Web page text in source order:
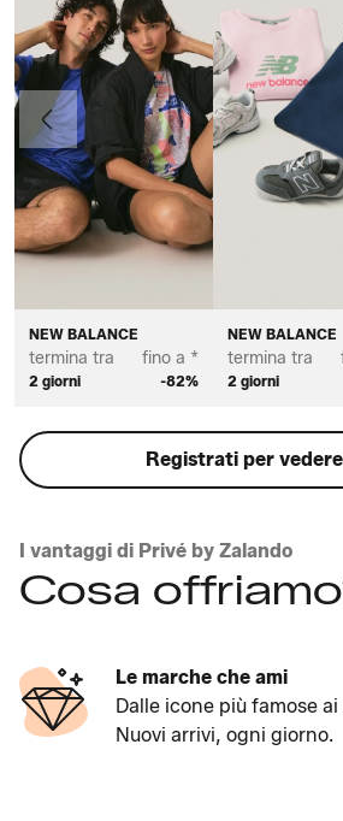
NEW BALANCE
termina tra
2 giorni
fino a *
-82%
NEW BALANCE
termina tra
2 giorni
Precedente
Registrati per
I vantaggi di Privé by Zalando
Cosa
Le marche che ami
Dalle icone più famose
Nuovi arrivi, ogni giorno.